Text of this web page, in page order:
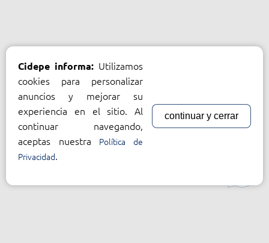
Cidepe informa: Utilizamos
cookies para personalizar
anuncios y mejorar su
experiencia en el sitio. Al
continuar navegando,
aceptas nuestra Política de
Privacidad.
continuar y cerrar